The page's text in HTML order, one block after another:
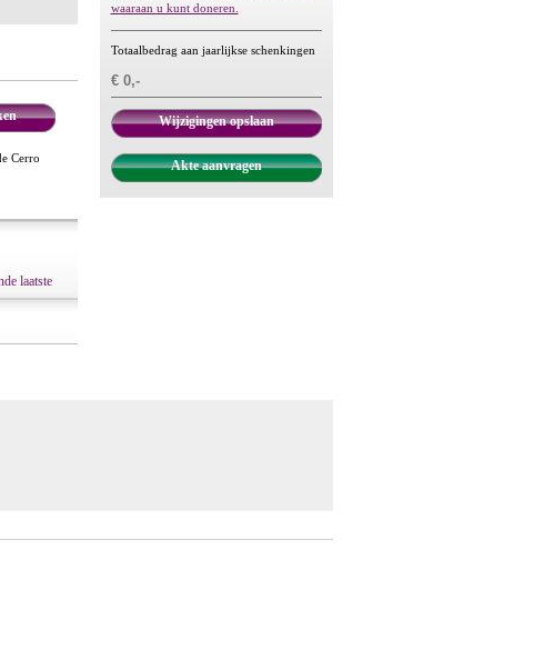
Cerro
laatste
waaraan u kunt doneren.
Totaalbedrag aan jaarlijkse schenkingen
€ 0,-
Wijzigingen opslaan
Akte aanvragen